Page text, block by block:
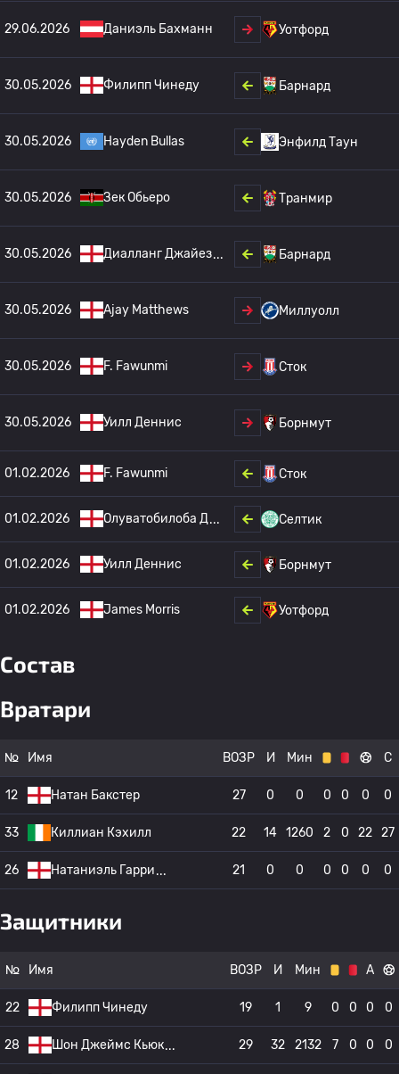
29.06.2026 Даниэль Бахманн Уотфорд
30.05.2026 Филипп Чинеду Барнард
30.05.2026 Hayden Bullas Энфилд Таун
30.05.2026 Зек Обьеро Транмир
30.05.2026 Диалланг Джайез Барнард
30.05.2026 Ajay Matthews Миллуолл
30.05.2026 F. Fawunmi Сток
30.05.2026 Уилл Деннис Борнмут
01.02.2026 F. Fawunmi Сток
01.02.2026 Олуватобилоба Д Селтик
01.02.2026 Уилл Деннис Борнмут
01.02.2026 James Morris Уотфорд
Состав
Вратари
№ Имя ВОЗР И Мин С
12 Натан Бакстер 27 0 0 0 0 0 0
33 Киллиан Кэхилл 22 14 1260 2 0 22 27
26 Натаниэль Гарри 21 0 0 0 0 0 0
Защитники
№ Имя ВОЗР И Мин А
22 Филипп Чинеду 19 1 9 0 0 0 0
28 Шон Джеймс Кьюк 29 32 2132 7 0 0 0